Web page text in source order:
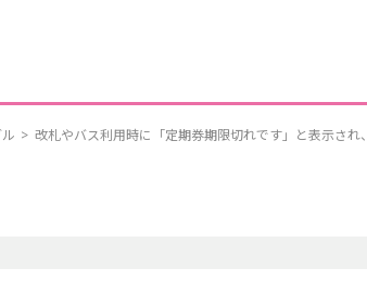
> 改札やバス利用時に「定期券期限切れです」と表示され